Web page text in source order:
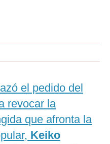
el pedido del
revocar la
que afronta la
Keiko